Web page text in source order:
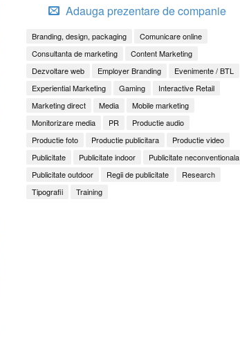
Adauga prezentare de companie
Branding, design, packaging
Comunicare online
Consultanta de marketing
Content Marketing
Dezvoltare web
Employer Branding
Evenimente / BTL
Experiential Marketing
Gaming
Interactive Retail
Marketing direct
Media
Mobile marketing
Monitorizare media
PR
Productie audio
Productie foto
Productie publicitara
Productie video
Publicitate
Publicitate indoor
Publicitate neconventionala
Publicitate outdoor
Regii de publicitate
Research
Tipografii
Training